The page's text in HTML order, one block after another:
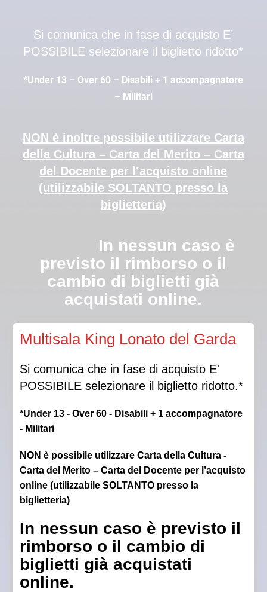
Si comunica che in fase di acquisto E’
POSSIBILE selezionare il biglietto ridotto*
*Under 13 – Over 60 – Disabili + 1 accompagnatore
– Militari
NON è inoltre possibile utilizzare Carta
della Cultura – Carta del Merito – Carta
del Docente per l’acquisto online
(utilizzabile SOLTANTO presso la
biglietteria)
In nessun caso è
previsto il rimborso o il
cambio di biglietti già
acquistati online.
luci spente, non sarà garantito il posto scelto.
Multisala King Lonato del Garda
Si comunica che in fase di acquisto E'
POSSIBILE selezionare il biglietto ridotto.*
*Under 13 - Over 60 - Disabili + 1 accompagnatore
- Militari
NON è possibile utilizzare Carta della Cultura -
Carta del Merito – Carta del Docente per l’acquisto
online (utilizzabile SOLTANTO presso la
biglietteria)
In nessun caso è previsto il
rimborso o il cambio di
biglietti già acquistati
online.